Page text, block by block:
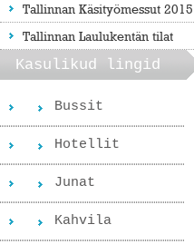
Tallinnan Käsityömessut 2015
Tallinnan Laulukentän tilat
Kasulikud lingid
Bussit
Hotellit
Junat
Kahvila